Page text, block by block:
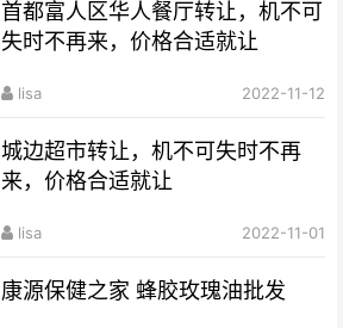
首都富人区华人餐厅转让，机不可
失时不再来，价格合适就让
lisa 2022-11-12
城边超市转让，机不可失时不再
来，价格合适就让
lisa 2022-11-01
康源保健之家 蜂胶玫瑰油批发